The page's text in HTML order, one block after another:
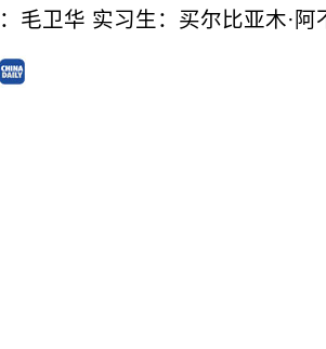
毛卫华 实习生：买尔比亚木·